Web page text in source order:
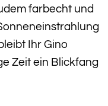
farbecht und
Ihr Gino
Zeit ein Blickfang